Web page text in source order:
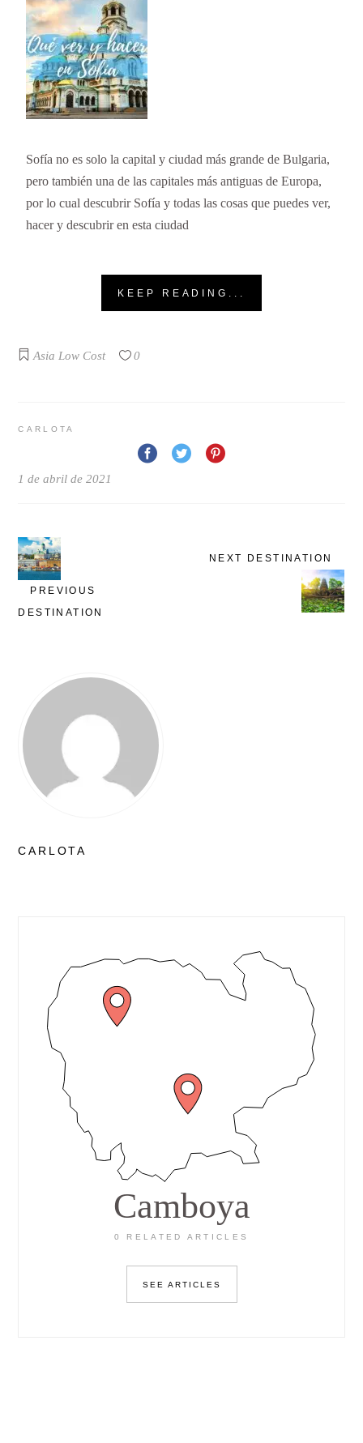
Sofía no es solo la capital y ciudad más grande de Bulgaria,
pero también una de las capitales más antiguas de Europa,
por lo cual descubrir Sofía y todas las cosas que puedes ver,
hacer y descubrir en esta ciudad
KEEP READING...
Asia Low Cost 0
CARLOTA
1 de abril de 2021
PREVIOUS
DESTINATION
NEXT DESTINATION
CARLOTA
Camboya
0 RELATED ARTICLES
SEE ARTICLES